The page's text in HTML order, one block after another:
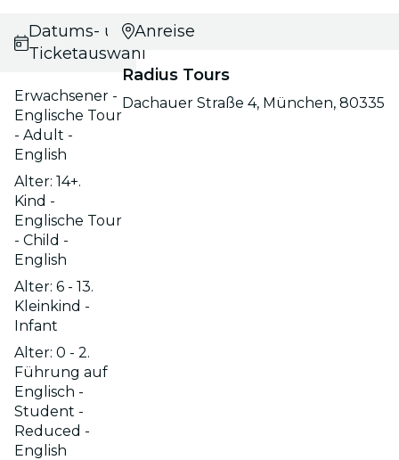
Datums- und
Ticketauswahl
Erwachsener -
Englische Tour
- Adult -
English
Alter: 14+.
Kind -
Englische Tour
- Child -
English
Alter: 6 - 13.
Kleinkind -
Infant
Alter: 0 - 2.
Führung auf
Englisch -
Student -
Reduced -
English
Anreise
Radius Tours
Dachauer Straße 4, München, 80335